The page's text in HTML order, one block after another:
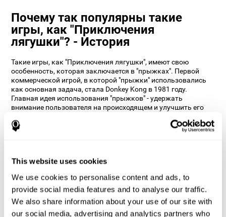
This website uses cookies
We use cookies to personalise content and ads, to
provide social media features and to analyse our traffic.
We also share information about your use of our site with
our social media, advertising and analytics partners who
Почему так популярны такие
игры, как "Приключения
лягушки"? - История
Такие игры, как "Приключения лягушки", имеют свою
особенность, которая заключается в "прыжках". Первой
коммерческой игрой, в которой "прыжки" использовались
как основная задача, стала Donkey Kong в 1981 году.
Главная идея использования "прыжков" - удержать
внимание пользователя на происходящем и улучшить его
Разработчики CogniFit, изучив различные игры, создали
когнитивные способности постоянно тренировались.
Как умная игра "Приключения
лягушки" помогает улучшить мои
когнитивные способности?